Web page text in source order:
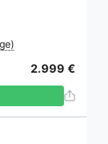
2.999 €